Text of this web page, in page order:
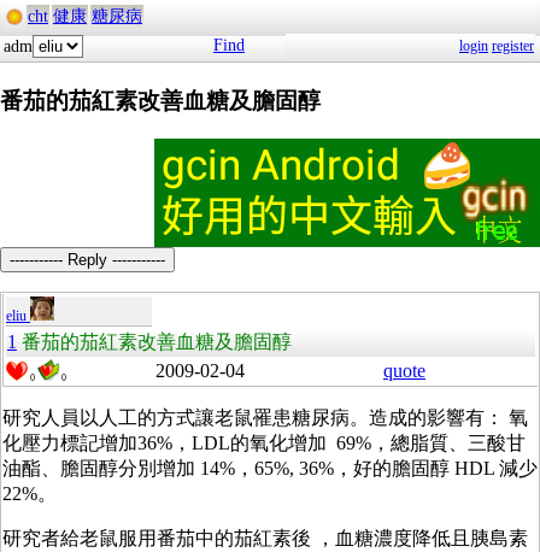
cht 健康 糖尿病
adm
Find login register
番茄的茄紅素改善血糖及膽固醇
----------- Reply -----------
eliu
1 番茄的茄紅素改善血糖及膽固醇
0 0 2009-02-04 quote
研究人員以人工的方式讓老鼠罹患糖尿病。造成的影響有： 氧
化壓力標記增加36%，LDL的氧化增加 69%，總脂質、三酸甘
油酯、膽固醇分別增加 14%，65%, 36%，好的膽固醇 HDL 減少
22%。
研究者給老鼠服用番茄中的茄紅素後 ，血糖濃度降低且胰島素